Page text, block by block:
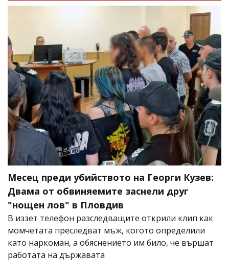
Месец преди убийството на Георги Кузев:
Двама от обвиняемите заснели друг
"нощен лов" в Пловдив
В иззет телефон разследващите открили клип как
момчетата преследват мъж, когото определили
като наркоман, а обяснението им било, че вършат
работата на държавата